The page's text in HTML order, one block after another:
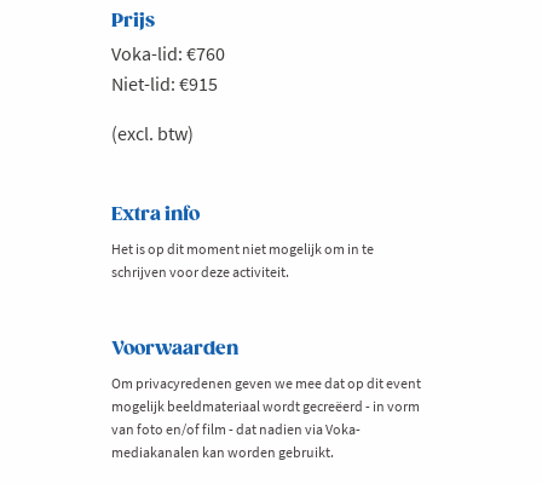
Prijs
Voka-lid: €760
Niet-lid: €915
(excl. btw)
Extra info
Het is op dit moment niet mogelijk om in te
schrijven voor deze activiteit.
Voorwaarden
Om privacyredenen geven we mee dat op dit event
mogelijk beeldmateriaal wordt gecreëerd - in vorm
van foto en/of film - dat nadien via Voka-
mediakanalen kan worden gebruikt.